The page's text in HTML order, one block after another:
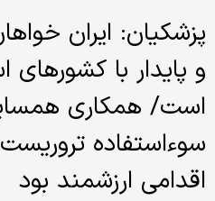
پزشکیان: ایران
و پایدار با
است/ همکاری
سوءاستفاده
اقدامی ارزشمند بود